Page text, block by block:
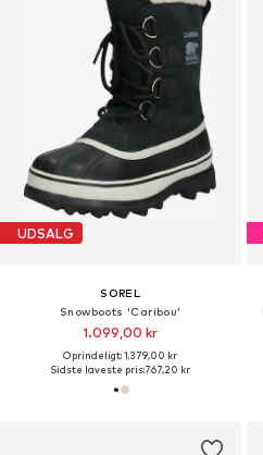
UDSALG
SOREL
Snowboots 'Caribou'
1.099,00 kr
Oprindeligt: 1.379,00 kr
Sidste laveste pris:767,20 kr